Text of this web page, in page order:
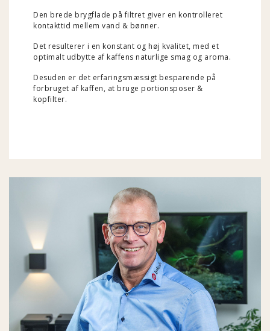
Den brede brygflade på filtret giver en kontrolleret
kontakttid mellem vand & bønner.
Det resulterer i en konstant og høj kvalitet, med et
optimalt udbytte af kaffens naturlige smag og aroma.
Desuden er det erfaringsmæssigt besparende på
forbruget af kaffen, at bruge portionsposer &
kopfilter.